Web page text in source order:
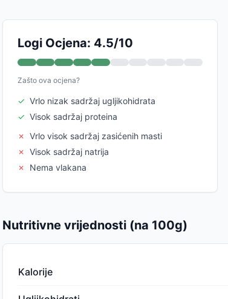
Logi Ocjena: 4.5/10
Zašto ova ocjena?
✓ Vrlo nizak sadržaj ugljikohidrata
✓ Visok sadržaj proteina
✗ Vrlo visok sadržaj zasićenih masti
✗ Visok sadržaj natrija
✗
Nema vlakana
Nutritivne vrijednosti (na 100g)
Kalorije